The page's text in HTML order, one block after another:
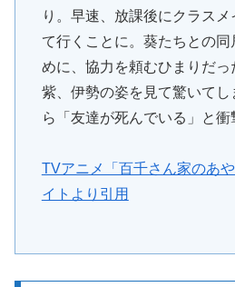
り。早速、放課後にクラス
て行くことに。葵たちとの
めに、協力を頼むひまりだ
紫、伊勢の姿を見て驚いて
ら「友達が死んでいる」と
TVアニメ「百千さん家のあ
イトより引用